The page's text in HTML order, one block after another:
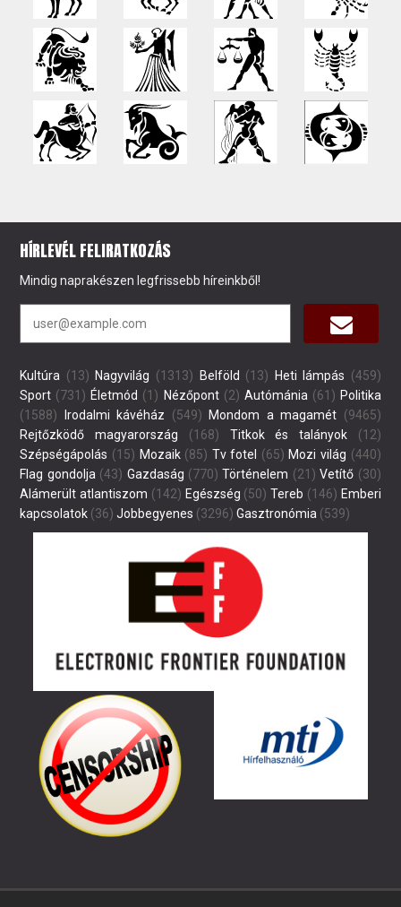
HÍRLEVÉL FELIRATKOZÁS
Mindig naprakészen legfrissebb híreinkből!
Kultúra (13) Nagyvilág (1313) Belföld (13) Heti lámpás (459)
Sport (731) Életmód (1) Nézőpont(2) Autómánia (61) Politika
(1588)
Irodalmi kávéház (549) Mondom a magamét (9465)
Rejtőzködő magyarország (168) Titkok és talányok(12)
Szépségápolás (15) Mozaik(85) Tv fotel (65) Mozi világ (440)
Flag gondolja (43) Gazdaság (770) Történelem (21) Vetítő (30)
Alámerült atlantiszom (142) Egészség (50) Tereb (146) Emberi
kapcsolatok (36) Jobbegyenes (3296) Gasztronómia (539)